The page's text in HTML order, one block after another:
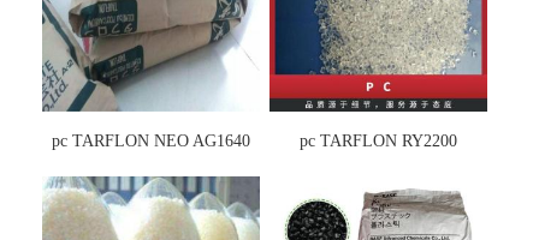
pc TARFLON NEO AG1640 pc TARFLON RY2200